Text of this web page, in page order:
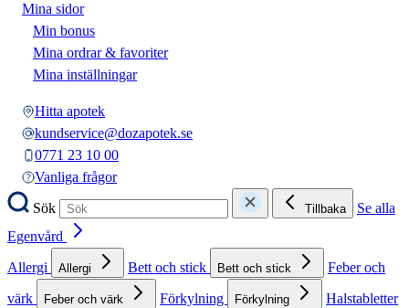
Mina sidor
Min bonus
Mina ordrar & favoriter
Mina inställningar
Hitta apotek
kundservice@dozapotek.se
0771 23 10 00
Vanliga frågor
Sök
Tillbaka
Se alla
Egenvård
Allergi
Allergi Bett och stick Bett och stick
Feber och
värk
Feber och värk Förkylning Förkylning
Halstabletter